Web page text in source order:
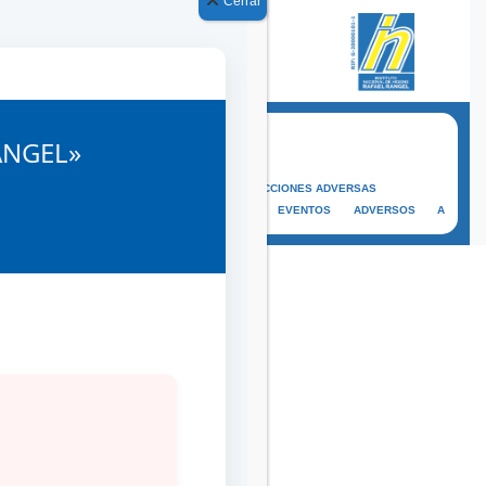
REPORTE DE REACCIONES ADVERSAS
REPORTE DE EVENTOS ADVERSOS A
Gutierrez Viña, el Instituto
su participación en la